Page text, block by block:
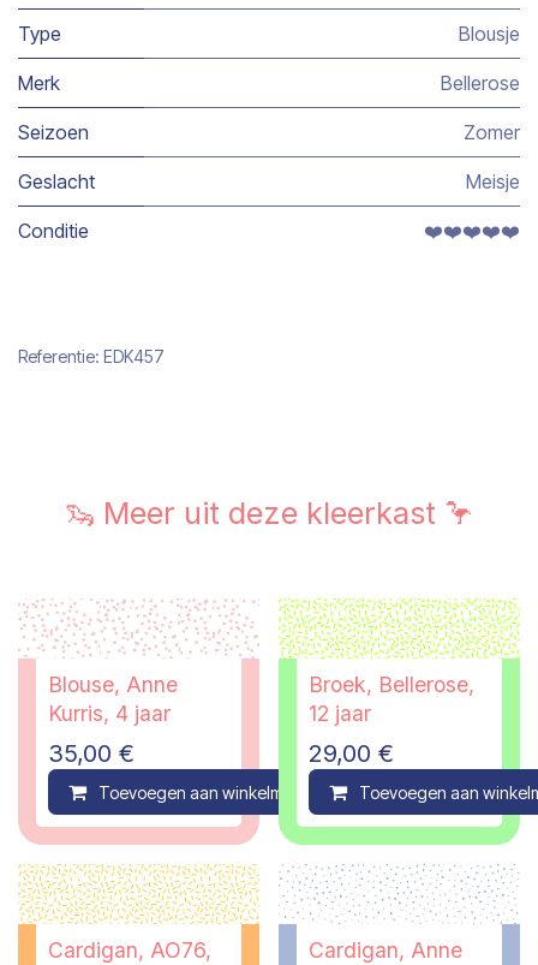
Type Blousje
Merk Bellerose
Seizoen Zomer
Geslacht Meisje
Conditie ❤️❤️❤️❤️❤️
Referentie: EDK457
🦦 Meer uit deze kleerkast 🦩
Blouse, Anne
Kurris, 4 jaar
35,00 €
Toevoegen aan winkelmandje Compare
Broek, Bellerose,
12 jaar
29,00 €
Toevoegen aan
Cardigan, AO76,
Cardigan, Anne